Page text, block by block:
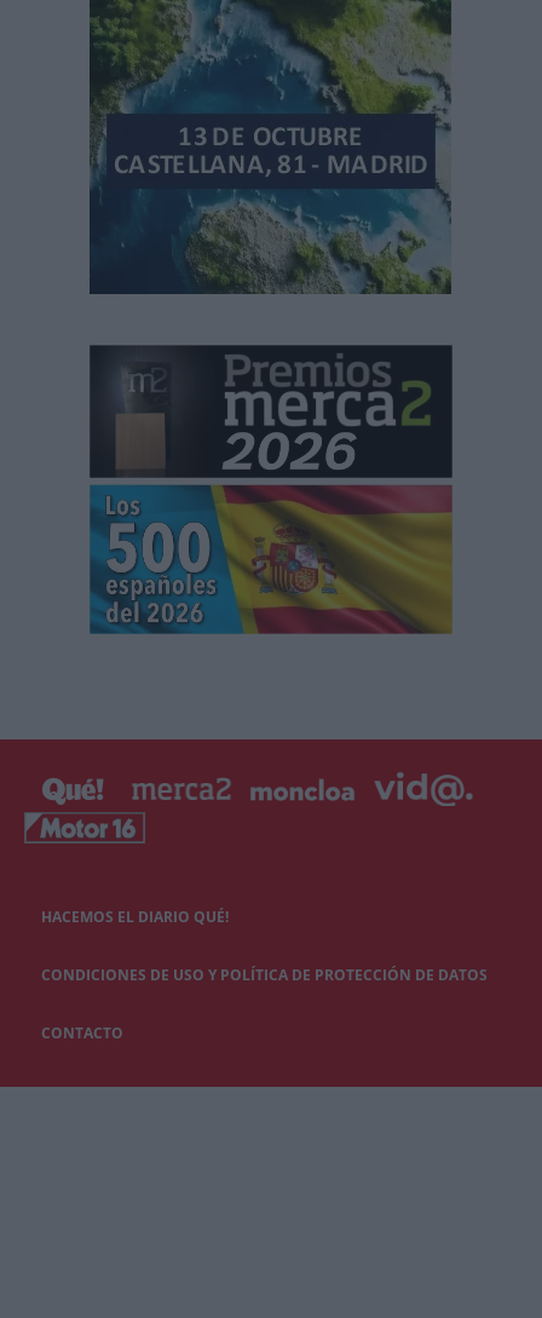
HACEMOS EL DIARIO QUÉ!
CONDICIONES DE USO Y POLÍTICA DE PROTECCIÓN DE DATOS
CONTACTO